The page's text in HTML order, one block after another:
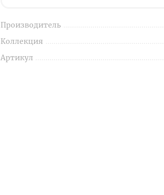
Производитель
Коллекция
Артикул